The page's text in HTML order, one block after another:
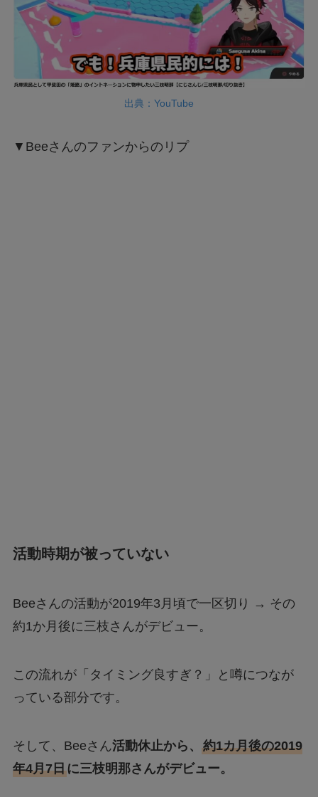
出典：YouTube
▼Beeさんのファンからのリプ
活動時期が被っていない
Beeさんの活動が2019年3月頃で一区切り → その
約1か月後に三枝さんがデビュー。
この流れが「タイミング良すぎ？」と噂につなが
っている部分です。
そして、Beeさん活動休止から、 約1カ月後の2019
年4月7日に三枝明那さんがデビュー。